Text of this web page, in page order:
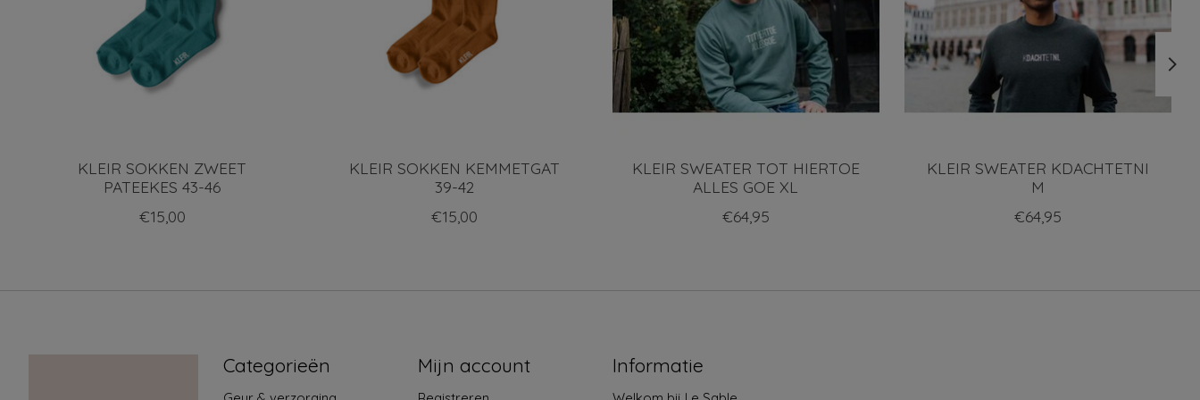
KLEIR SOKKEN ZWEET
PATEEKES 43-46
€15,00
KLEIR SOKKEN KEMMETGAT
39-42
€15,00
KLEIR SWEATER TOT HIERTOE
ALLES GOE XL
€64,95
KLEIR SWEATER KDACHTETNI
M
€64,95
Categorieën Mijn account Informatie